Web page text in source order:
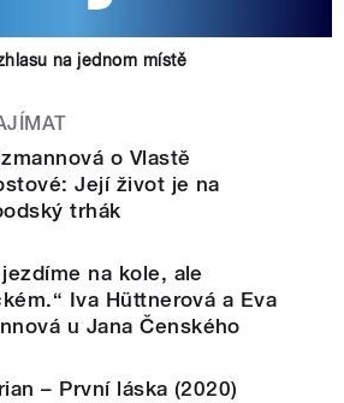
na jednom místě
o Vlastě
Její život je na
trhák
jezdíme na kole, ale
Iva Hüttnerová a Eva
u Jana Čenského
– První láska (2020)